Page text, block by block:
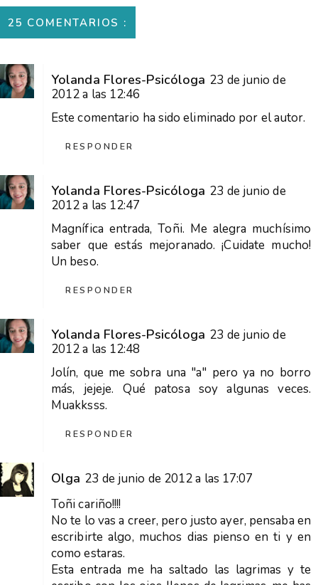
25 COMENTARIOS :
Yolanda Flores-Psicóloga 23 de junio de
2012 a las 12:46
Este comentario ha sido eliminado por el autor.
RESPONDER
Yolanda Flores-Psicóloga 23 de junio de
2012 a las 12:47
Magnífica entrada, Toñi. Me alegra muchísimo
saber que estás mejoranado. ¡Cuidate mucho!
Un beso.
RESPONDER
Yolanda Flores-Psicóloga 23 de junio de
2012 a las 12:48
Jolín, que me sobra una "a" pero ya no borro
más, jejeje. Qué patosa soy algunas veces.
Muakksss.
RESPONDER
Olga 23 de junio de 2012 a las 17:07
Toñi cariño!!!!
No te lo vas a creer, pero justo ayer, pensaba en
escribirte algo, muchos dias pienso en ti y en
como estaras.
Esta entrada me ha saltado las lagrimas y te